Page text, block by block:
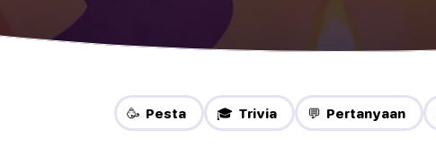
🥳 Pesta 🎓 Trivia 💬 Pertanyaan